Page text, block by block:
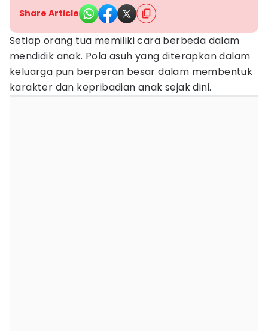
Share Article
Setiap orang tua memiliki cara berbeda dalam
mendidik anak. Pola asuh yang diterapkan dalam
keluarga pun berperan besar dalam membentuk
karakter dan kepribadian anak sejak dini.